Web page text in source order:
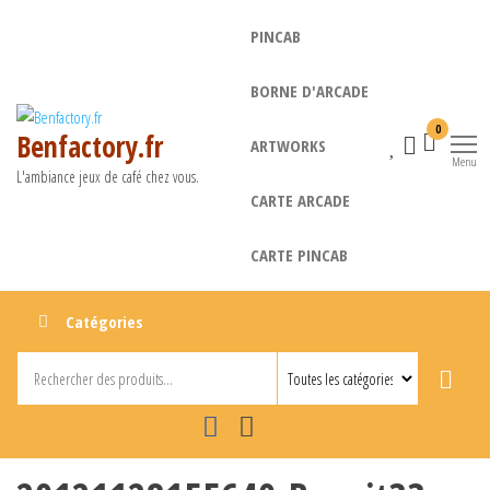
Benfactory.fr
L'ambiance jeux de café chez vous.
PINCAB
BORNE D'ARCADE
ARTWORKS
CARTE ARCADE
CARTE PINCAB
0
Menu
Catégories